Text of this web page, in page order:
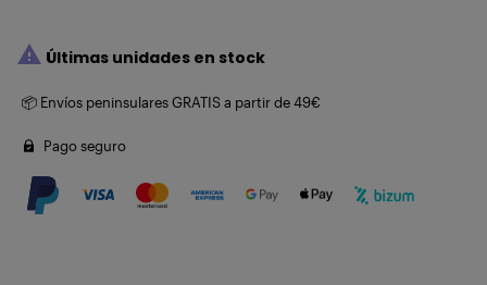
 Últimas unidades en stock
📦 Envíos peninsulares GRATIS a partir de 49€
Pago seguro